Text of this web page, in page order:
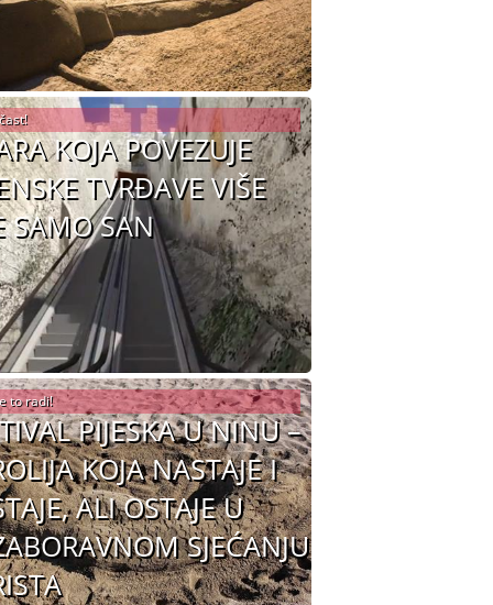
KOJA POVEZUJE
TVRĐAVE VIŠE
SAMO SAN
PIJESKA U NINU –
KOJA NASTAJE I
ALI OSTAJE U
SJEĆANJU
to radi!